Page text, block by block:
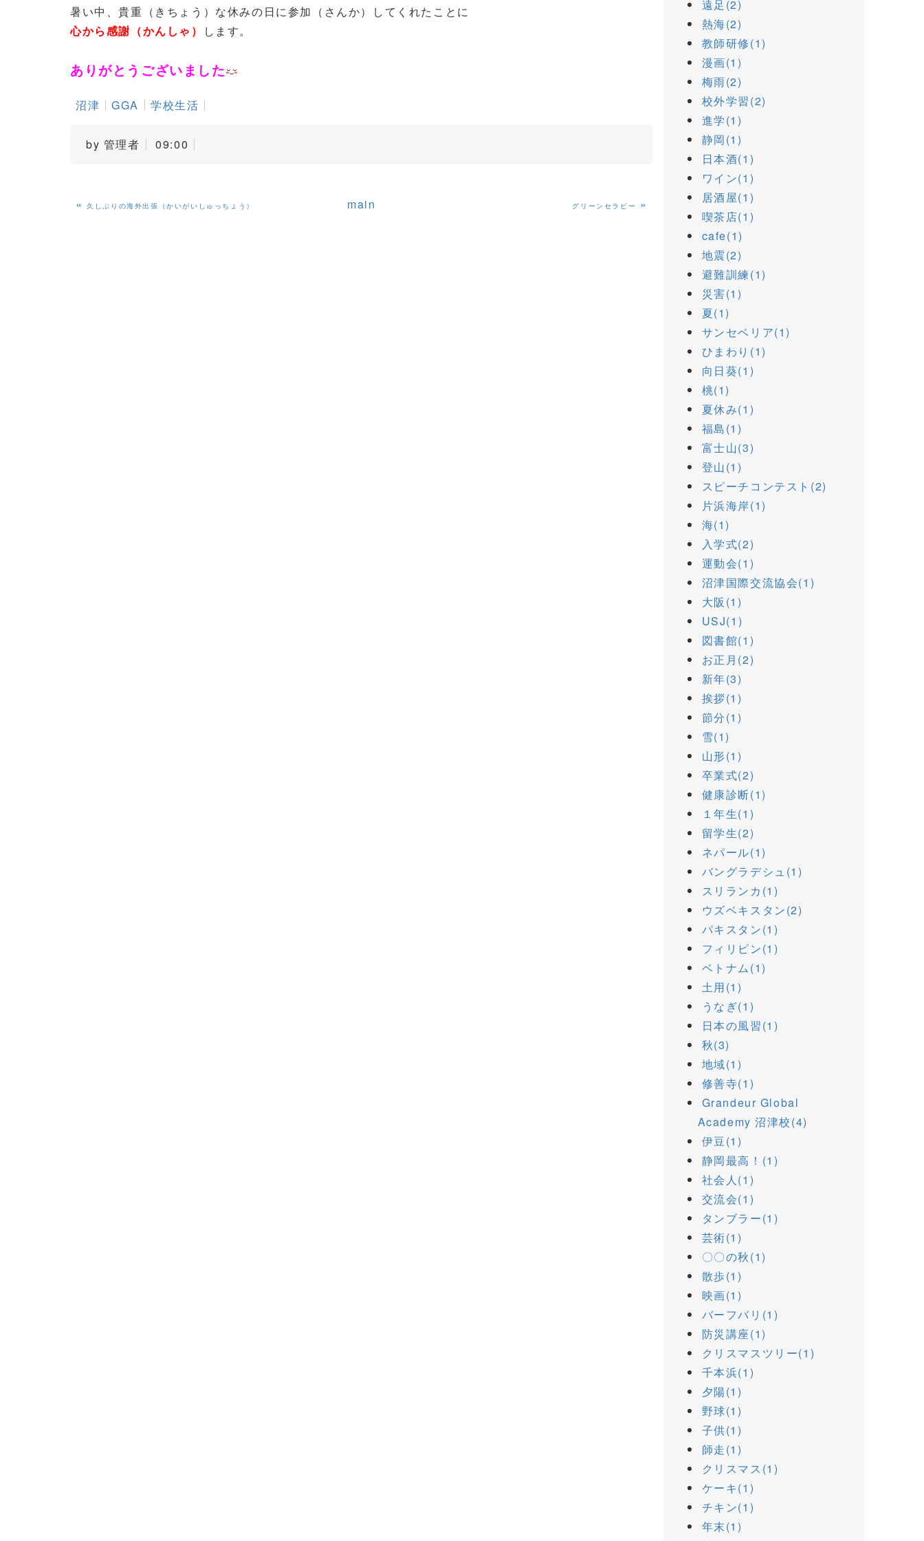
暑い中、貴重（きちょう）な休みの日に参加（さんか）してくれたことに
心から感謝（かんしゃ）
します。
ありがとうございました
沼津 GGA 学校生活
by 管理者 09:00
«久しぶりの海外出張（かいがいしゅっちょう） main グリーンセラピー »
遠足(2)
熱海(2)
教師研修(1)
漫画(1)
梅雨(2)
校外学習(2)
進学(1)
静岡(1)
日本酒(1)
ワイン(1)
居酒屋(1)
喫茶店(1)
cafe(1)
地震(2)
避難訓練(1)
災害(1)
夏(1)
サンセベリア(1)
ひまわり(1)
向日葵(1)
桃(1)
夏休み(1)
福島(1)
富士山(3)
登山(1)
スピーチコンテスト(2)
片浜海岸(1)
海(1)
入学式(2)
運動会(1)
沼津国際交流協会(1)
大阪(1)
USJ(1)
図書館(1)
お正月(2)
新年(3)
挨拶(1)
節分(1)
雪(1)
山形(1)
卒業式(2)
健康診断(1)
１年生(1)
留学生(2)
ネパール(1)
バングラデシュ(1)
スリランカ(1)
ウズベキスタン(2)
パキスタン(1)
フィリピン(1)
ベトナム(1)
土用(1)
うなぎ(1)
日本の風習(1)
秋(3)
地域(1)
修善寺(1)
Grandeur Global
Academy 沼津校(4)
伊豆(1)
静岡最高！(1)
社会人(1)
交流会(1)
タンブラー(1)
芸術(1)
〇〇の秋(1)
散歩(1)
映画(1)
バーフバリ(1)
防災講座(1)
クリスマスツリー(1)
千本浜(1)
夕陽(1)
野球(1)
子供(1)
師走(1)
クリスマス(1)
ケーキ(1)
チキン(1)
年末(1)